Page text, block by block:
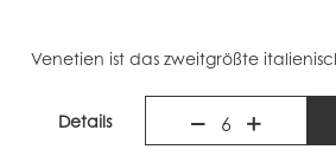
Venetien ist das zweitgrößte
Details 6